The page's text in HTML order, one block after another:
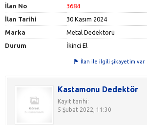
İlan No
3684
İlan Tarihi
30 Kasım 2024
Marka
Metal Dedektörü
Durum
İkinci El
İlan ile ilgili şikayetim var
Kastamonu Dedektör
Kayıt tarihi:
5 Şubat 2022, 11:30